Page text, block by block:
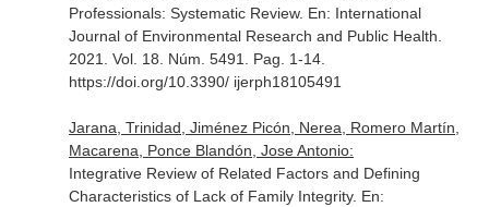
Professionals: Systematic Review. En: International
Journal of Environmental Research and Public Health
2021. Vol. 18. Núm. 5491. Pag. 1-14.
https://doi.org/10.3390/ ijerph18105491
Jarana, Trinidad, Jiménez Picón, Nerea, Romero Martín,
Macarena, Ponce Blandón, Jose Antonio:
Integrative Review of Related Factors and Defining
Characteristics of Lack of Family Integrity. En: